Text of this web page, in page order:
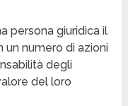
persona giuridica il
un numero di azioni
degli
del loro